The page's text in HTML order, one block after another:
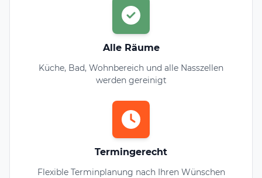
Alle Räume
Küche, Bad, Wohnbereich und alle Nasszellen
werden gereinigt
Termingerecht
Flexible Terminplanung nach Ihren Wünschen